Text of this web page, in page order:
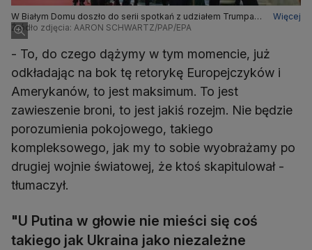
W Białym Domu doszło do serii spotkań z udziałem Trumpa,
Zełenskiego i europejskich przywódców
Więcej
Źródło zdjęcia: AARON SCHWARTZ/PAP/EPA
- To, do czego dążymy w tym momencie, już
odkładając na bok tę retorykę Europejczyków i
Amerykanów, to jest maksimum. To jest
zawieszenie broni, to jest jakiś rozejm. Nie będzie
porozumienia pokojowego, takiego
kompleksowego, jak my to sobie wyobrażamy po
drugiej wojnie światowej, że ktoś skapitulował -
tłumaczył.
"U Putina w głowie nie mieści się coś
takiego jak Ukraina jako niezależne